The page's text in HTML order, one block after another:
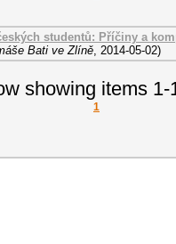
studentů: Příčiny a
Bati ve Zlíně 2014-05-02)
showing items 1-
1